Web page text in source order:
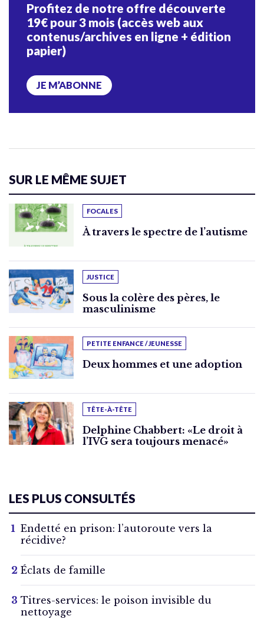
Profitez de notre offre découverte
19€ pour 3 mois (accès web aux
contenus/archives en ligne + édition
papier)
JE M’ABONNE
SUR LE MÊME SUJET
FOCALES
À travers le spectre de l’autisme
JUSTICE
Sous la colère des pères, le
masculinisme
PETITE ENFANCE / JEUNESSE
Deux hommes et une adoption
TÊTE-À-TÊTE
Delphine Chabbert: «Le droit à
l’IVG sera toujours menacé»
LES PLUS CONSULTÉS
Endetté en prison: l’autoroute vers la
récidive?
Éclats de famille
Titres-services: le poison invisible du
nettoyage